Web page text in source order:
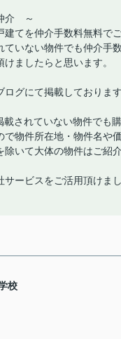
介 ～
建てを仲介手数料無料で
ていない物件でも仲介手
ましたらと思います。
グにて掲載しております
載されていない物件でも
で物件所在地・物件名や
いて大体の物件はご紹
サービスをご活用頂けま
校